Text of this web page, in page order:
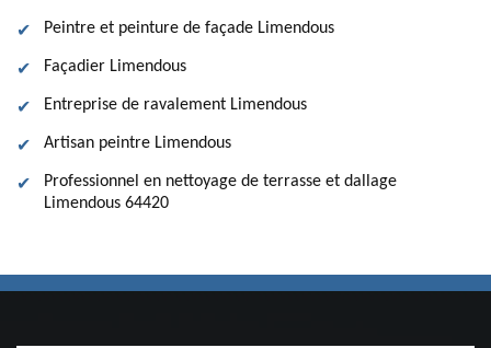
Peintre et peinture de façade Limendous
Façadier Limendous
Entreprise de ravalement Limendous
Artisan peintre Limendous
Professionnel en nettoyage de terrasse et dallage
Limendous 64420